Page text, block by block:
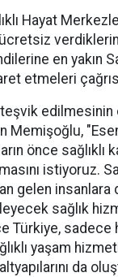
Hayat
en yakın
etmeleri
teşvik
Memişoğlu,
önce
istiyoruz.
gelen insanlara
sağlık
Türkiye, sadece
yaşam
da